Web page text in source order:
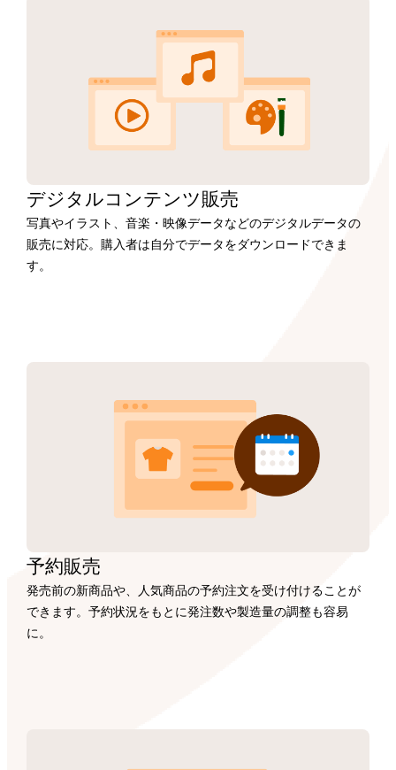
デジタルコンテンツ販売
写真やイラスト、音楽・映像データなどのデジタルデータの
販売に対応。購入者は自分でデータをダウンロードできま
す。
予約販売
発売前の新商品や、人気商品の予約注文を受け付けることが
できます。予約状況をもとに発注数や製造量の調整も容易
に。